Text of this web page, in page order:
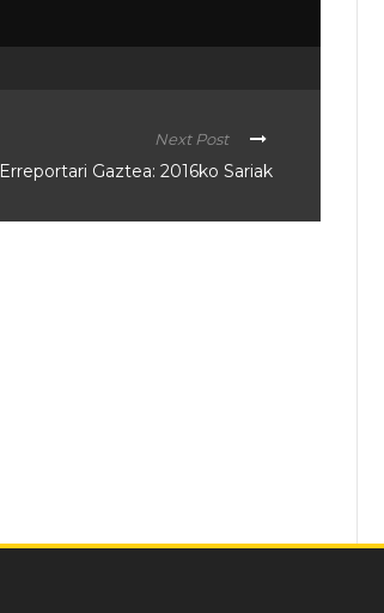
Next Post
Erreportari Gaztea: 2016ko Sariak